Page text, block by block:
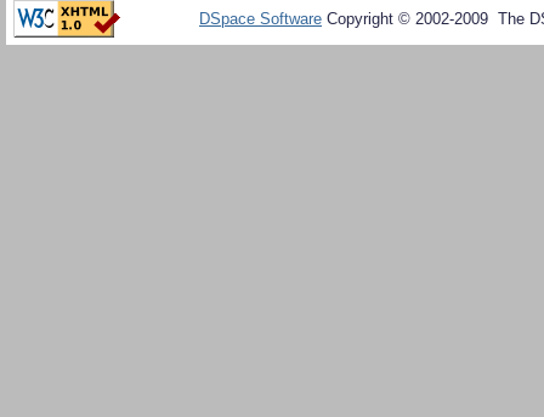
DSpace Software Copyright © 2002-2009 The